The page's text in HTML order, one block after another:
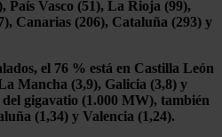
País Vasco (51), La Rioja (99),
Canarias (206), Cataluña (293) y
el 76 % está en Castilla León
Mancha (3,9), Galicia (3,8) y
gigavatio (1.000 MW), también
(1,34) y Valencia (1,24).